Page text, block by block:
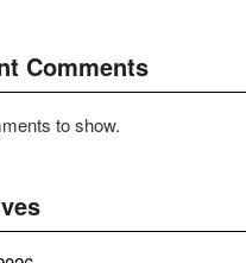
Comments
to show.